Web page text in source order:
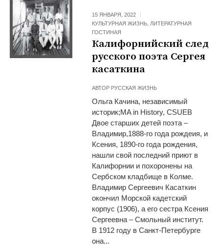
15 ЯНВАРЯ, 2022
КУЛЬТУРНАЯ ЖИЗНЬ ЛИТЕРАТУРНАЯ
ГОСТИНАЯ
Калифорнийский след
русского поэта Сергея
касаткина
АВТОР РУССКАЯ ЖИЗНЬ
Ольга Качина, независимый
историк;MA in History, CSUEB
Двое старших детей поэта –
Владимир,1888-го года рождеия, и
Ксения, 1890-го года рождения,
нашли свой последний приют в
Калифорнии и похоронены на
Сербском кладбище в Колме.
Владимир Сергеевич Касаткин
окончил Морской кадетский
корпус (1906), a его сестра Ксения
Сергеевна – Смольный институт.
В 1912 году в Санкт-Петербурге
она...